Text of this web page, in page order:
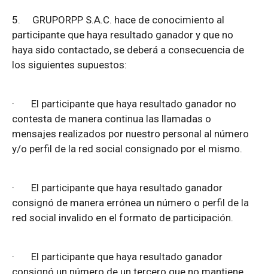
5. GRUPORPP S.A.C. hace de conocimiento al
participante que haya resultado ganador y que no
haya sido contactado, se deberá a consecuencia de
los siguientes supuestos:
· El participante que haya resultado ganador no
contesta de manera continua las llamadas o
mensajes realizados por nuestro personal al número
y/o perfil de la red social consignado por el mismo.
· El participante que haya resultado ganador
consignó de manera errónea un número o perfil de la
red social invalido en el formato de participación.
· El participante que haya resultado ganador
consignó un número de un tercero que no mantiene